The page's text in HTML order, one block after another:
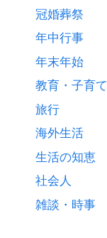
冠婚葬祭
年中行事
年末年始
教育・子育て
旅行
海外生活
生活の知恵
社会人
雑談・時事